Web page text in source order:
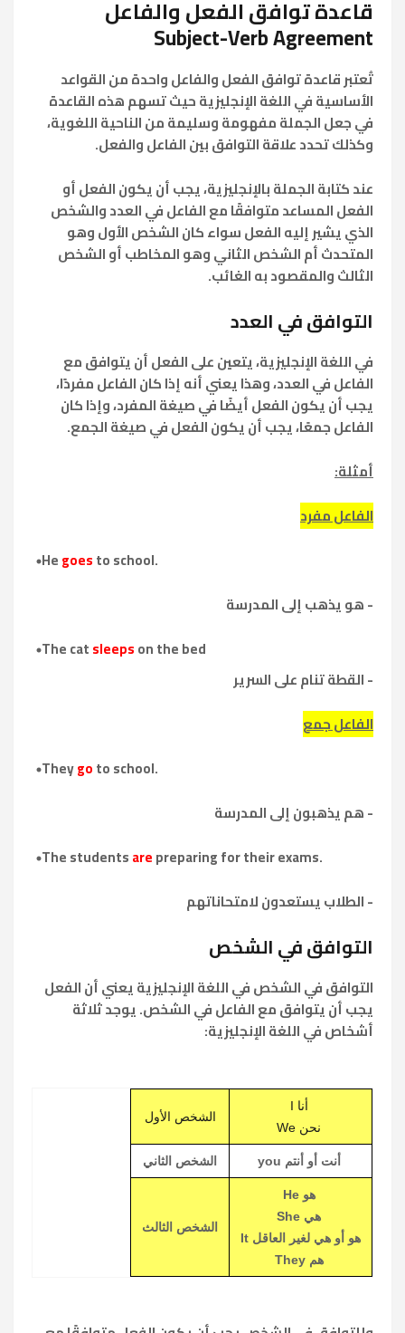
قاعدة توافق الفعل والفاعل
Subject-Verb Agreement
تُعتبر قاعدة توافق الفعل والفاعل واحدة من القواعد
الأساسية في اللغة الإنجليزية حيث تسهم هذه القاعدة
في جعل الجملة مفهومة وسليمة من الناحية اللغوية،
وكذلك تحدد علاقة التوافق بين الفاعل والفعل.
عند كتابة الجملة بالإنجليزية، يجب أن يكون الفعل أو
الفعل المساعد متوافقًا مع الفاعل في العدد والشخص
الذي يشير إليه الفعل سواء كان الشخص الأول وهو
المتحدث أم الشخص الثاني وهو المخاطب أو الشخص
الثالث والمقصود به الغائب.
التوافق في العدد
في اللغة الإنجليزية، يتعين على الفعل أن يتوافق مع
الفاعل في العدد، وهذا يعني أنه إذا كان الفاعل مفردًا،
يجب أن يكون الفعل أيضًا في صيغة المفرد، وإذا كان
الفاعل جمعًا، يجب أن يكون الفعل في صيغة الجمع.
أمثلة:
الفاعل مفرد
Hegoesto school.
- هو يذهب إلى المدرسة
The catsleepson the bed
- القطة تنام على السرير
الفاعل جمع
Theygoto school.
- هم يذهبون إلى المدرسة
The studentsarepreparing for their exams.
- الطلاب يستعدون لامتحاناتهم
التوافق في الشخص
التوافق في الشخص في اللغة الإنجليزية يعني أن الفعل
يجب أن يتوافق مع الفاعل في الشخص. يوجد ثلاثة
أشخاص في اللغة الإنجليزية:
أنا I
نحن We
الشخص الأول
أنت أو أنتم you الشخص الثاني
هو He
هي She
هو أو هي لغير العاقل It
هم They
الشخص الثالث